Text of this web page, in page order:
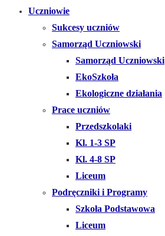
Uczniowie
Sukcesy uczniów
Samorząd Uczniowski
Samorząd Uczniowski
EkoSzkoła
Ekologiczne działania
Prace uczniów
Przedszkolaki
Kl. 1-3 SP
Kl. 4-8 SP
Liceum
Podręczniki i Programy
Szkoła Podstawowa
Liceum